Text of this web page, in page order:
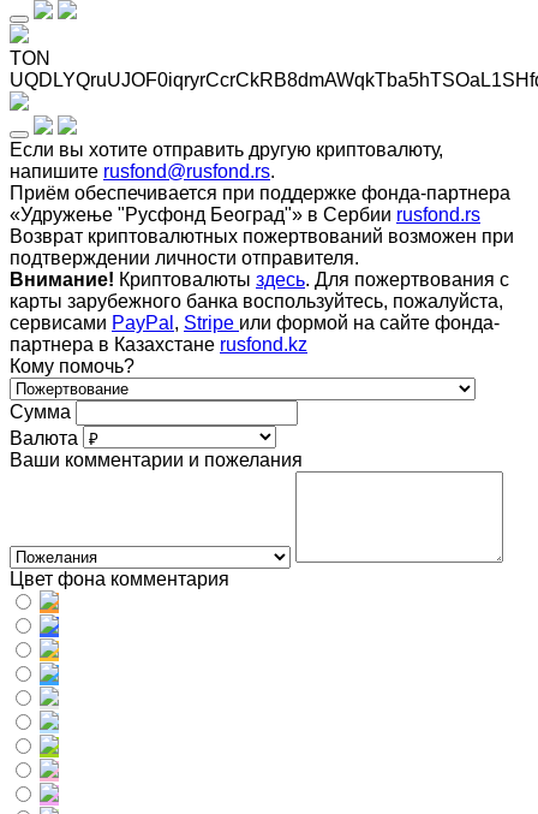
TON
Если вы хотите отправить другую криптовалюту,
напишите rusfond@rusfond.rs.
Приём обеспечивается при поддержке фонда-партнера
«Удружење "Русфонд Београд"» в Сербии rusfond.rs
Возврат криптовалютных пожертвований возможен при
подтверждении личности отправителя.
Внимание! Криптовалюты здесь. Для пожертвования с
карты зарубежного банка воспользуйтесь, пожалуйста,
сервисами PayPal , Stripe или формой на сайте фонда-
партнера в Казахстане rusfond.kz
Кому помочь?
Сумма
Валюта
Ваши комментарии и пожелания
Цвет фона комментария